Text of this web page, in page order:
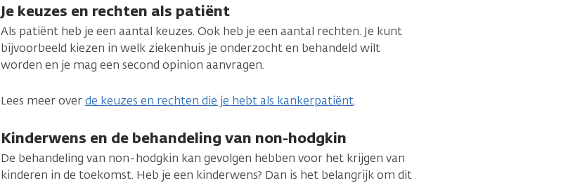
Je keuzes en rechten als patiënt
Als patiënt heb je een aantal keuzes. Ook heb je een aantal rechten. Je kunt
bijvoorbeeld kiezen in welk ziekenhuis je onderzocht en behandeld wilt
worden en je mag een second opinion aanvragen.
Lees meer overde keuzes en rechten die je hebt als kankerpatiënt.
Kinderwens en de behandeling van non-hodgkin
De behandeling van non-hodgkin kan gevolgen hebben voor het krijgen van
kinderen in de toekomst. Heb je een kinderwens? Dan is het belangrijk om dit